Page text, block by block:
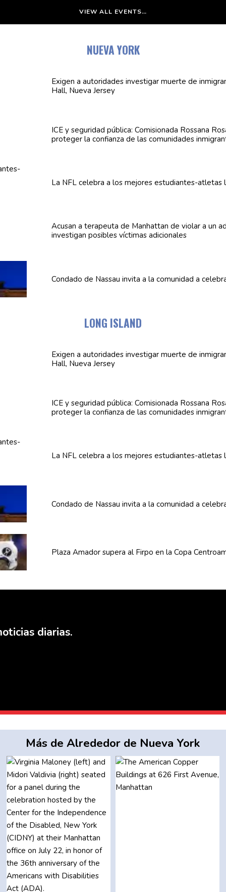
VIEW ALL EVENTS…
NUEVA YORK
Exigen a autoridadesinvestigar muerte de
Hall, Nueva Jersey
ICE y seguridad pública: Comisionada Rossana
proteger la confianza de las comunidades
La NFL celebra a los mejores estudiantes-atletas
Acusan a terapeuta de Manhattan de violar a un
investigan posibles víctimas adicionales
Condado de Nassau invita a la comunidad a
LONG ISLAND
Exigen a autoridadesinvestigar muerte de
Hall, Nueva Jersey
ICE y seguridad pública: Comisionada Rossana
proteger la confianza de las comunidades
La NFL celebra a los mejores estudiantes-atletas
Condado de Nassau invita a la comunidad a
Plaza Amador supera al Firpo en la Copa
diarias.
Más de Alrededor de Nueva York